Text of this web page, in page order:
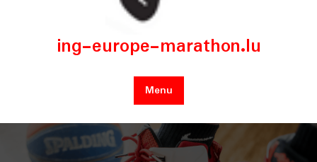
ing-europe-marathon.lu
Menu